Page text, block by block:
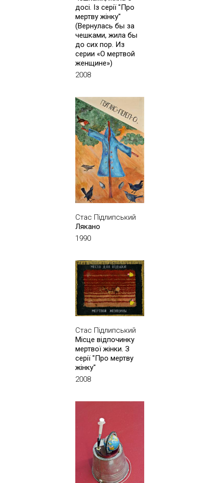
досі. Із серії "Про
мертву жінку"
(Вернулась бы за
чешками, жила бы
до сих пор. Из
серии «О мертвой
женщине»)
2008
Стас Підлипський
Лякано
1990
Стас Підлипський
Місце відпочинку
мертвої жінки. З
серії "Про мертву
жінку"
2008